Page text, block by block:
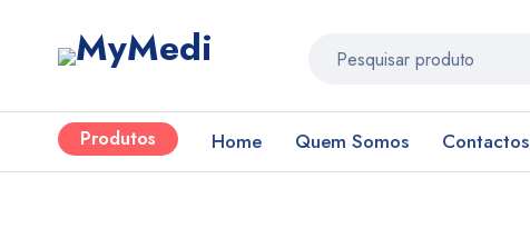
Produtos Home Quem Somos Contactos